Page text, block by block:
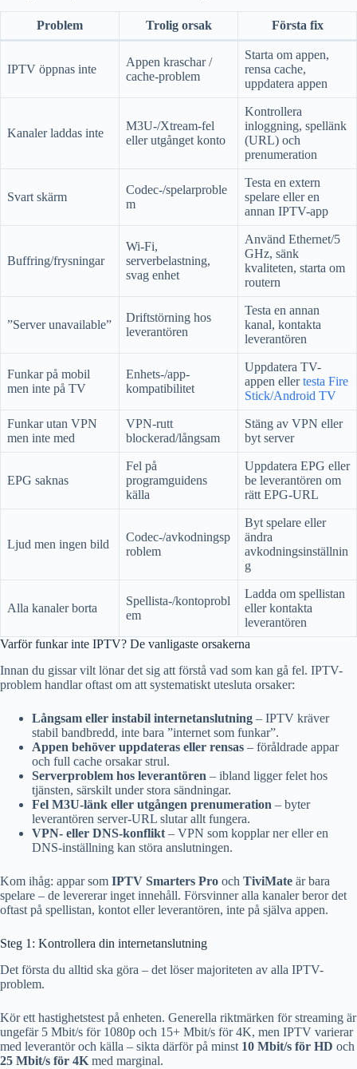
Problem Trolig orsak Första fix
IPTV öppnas inte
Appen kraschar /
cache-problem
Starta om appen,
rensa cache,
uppdatera appen
Kanaler laddas inte
M3U-/Xtream-fel
eller utgånget konto
Kontrollera
inloggning, spellänk
(URL) och
prenumeration
Svart skärm
Codec-/spelarproble
m
Testa en extern
spelare eller en
annan IPTV-app
Buffring/frysningar
Wi-Fi,
serverbelastning,
svag enhet
Använd Ethernet/5
GHz, sänk
kvaliteten, starta om
routern
”Server unavailable”
Driftstörning hos
leverantören
Testa en annan
kanal, kontakta
leverantören
Funkar på mobil
men inte på TV
Enhets-/app-
kompatibilitet
Uppdatera TV-
appen ellertesta Fire
Stick/Android TV
Funkar utan VPN
men inte med
VPN-rutt
blockerad/långsam
Stäng av VPN eller
byt server
EPG saknas
Fel på
programguidens
källa
Uppdatera EPG eller
be leverantören om
rätt EPG-URL
Ljud men ingen bild
Codec-/avkodningsp
roblem
Byt spelare eller
ändra
avkodningsinställnin
g
Alla kanaler borta
Spellista-/kontoprobl
em
Ladda om spellistan
eller kontakta
leverantören
Varför funkar inte IPTV? De vanligaste orsakerna
Innan du gissar vilt lönar det sig att förstå vad som kan gå fel. IPTV-
problem handlar oftast om att systematiskt utesluta orsaker:
Långsam eller instabil internetanslutning – IPTV kräver
stabil bandbredd, inte bara ”internet som funkar”.
Appen behöver uppdateras eller rensas – föråldrade appar
och full cache orsakar strul.
Serverproblem hos leverantören – ibland ligger felet hos
tjänsten, särskilt under stora sändningar.
Fel M3U-länk eller utgången prenumeration – byter
leverantören server-URL slutar allt fungera.
VPN- eller DNS-konflikt – VPN som kopplar ner eller en
DNS-inställning kan störa anslutningen.
Kom ihåg: appar som IPTV Smarters Pro och TiviMate är bara
spelare – de levererar inget innehåll. Försvinner alla kanaler beror det
oftast på spellistan, kontot eller leverantören, inte på själva appen.
Steg 1: Kontrollera din internetanslutning
Det första du alltid ska göra – det löser majoriteten av alla IPTV-
problem.
Kör ett hastighetstest på enheten. Generella riktmärken för streaming är
ungefär 5 Mbit/s för 1080p och 15+ Mbit/s för 4K, men IPTV varierar
med leverantör och källa – sikta därför på minst 10 Mbit/s för HD och
25 Mbit/s för 4K med marginal.